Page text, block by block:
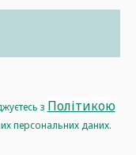
з Політикою
персональних даних.